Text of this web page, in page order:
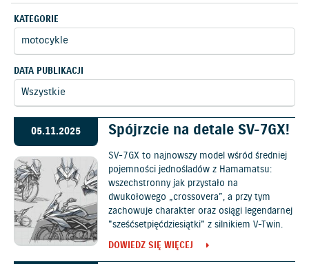
KATEGORIE
DATA PUBLIKACJI
05.11.2025 Spójrzcie na detale SV-7GX!
SV-7GX to najnowszy model wśród średniej
pojemności jednośladów z Hamamatsu:
wszechstronny jak przystało na
dwukołowego „crossovera”, a przy tym
zachowuje charakter oraz osiągi legendarnej
"sześćsetpięćdziesiątki" z silnikiem V-Twin.
DOWIEDZ SIĘ WIĘCEJ